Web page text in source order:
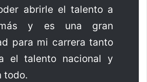
abrirle el talento a
y es una gran
para mi carrera tanto
el talento nacional y
todo.